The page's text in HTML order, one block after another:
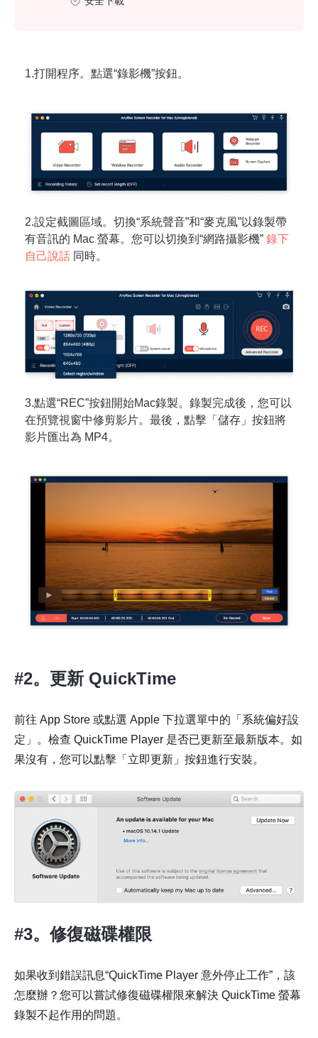
1.打開程序。點選“錄影機”按鈕。
2.設定截圖區域。切換“系統聲音”和“麥克風”以錄製帶
有音訊的 Mac 螢幕。您可以切換到“網路攝影機” 錄下
自己說話 同時。
3.點選“REC”按鈕開始Mac錄製。錄製完成後，您可以
在預覽視窗中修剪影片。最後，點擊「儲存」按鈕將
影片匯出為 MP4。
#2。更新 QuickTime
前往 App Store 或點選 Apple 下拉選單中的「系統偏好設
定」。檢查 QuickTime Player 是否已更新至最新版本。如
果沒有，您可以點擊「立即更新」按鈕進行安裝。
#3。修復磁碟權限
如果收到錯誤訊息“QuickTime Player 意外停止工作”，該
怎麼辦？您可以嘗試修復磁碟權限來解決 QuickTime 螢幕
錄製不起作用的問題。